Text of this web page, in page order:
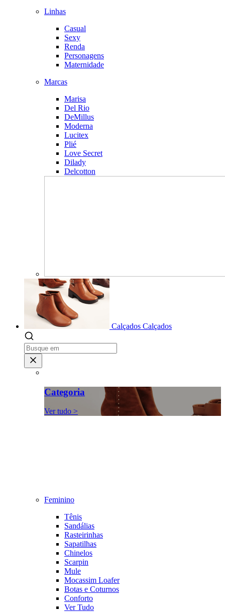
Linhas
Casual
Sexy
Renda
Personagens
Maternidade
Marcas
Marisa
Del Rio
DeMillus
Moderna
Lucitex
Plié
Love Secret
Dilady
Delcotton
Calçados Calçados
Categoria
Ver tudo >
Feminino
Tênis
Sandálias
Rasteirinhas
Sapatilhas
Chinelos
Scarpin
Mule
Mocassim Loafer
Botas e Coturnos
Conforto
Ver Tudo